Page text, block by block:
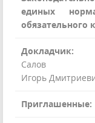
единых
обязательного
Докладчик:
Салов
Игорь
Приглашенные: